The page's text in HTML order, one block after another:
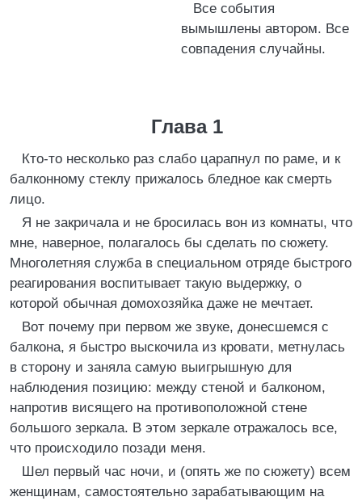
Все события
вымышлены автором. Все
совпадения случайны.
Глава 1
Кто-то несколько раз слабо царапнул по раме, и к
балконному стеклу прижалось бледное как смерть
лицо.
Я не закричала и не бросилась вон из комнаты, что
мне, наверное, полагалось бы сделать по сюжету.
Многолетняя служба в специальном отряде быстрого
реагирования воспитывает такую выдержку, о
которой обычная домохозяйка даже не мечтает.
Вот почему при первом же звуке, донесшемся с
балкона, я быстро выскочила из кровати, метнулась
в сторону и заняла самую выигрышную для
наблюдения позицию: между стеной и балконом,
напротив висящего на противоположной стене
большого зеркала. В этом зеркале отражалось все,
что происходило позади меня.
Шел первый час ночи, и (опять же по сюжету) всем
женщинам, самостоятельно зарабатывающим на